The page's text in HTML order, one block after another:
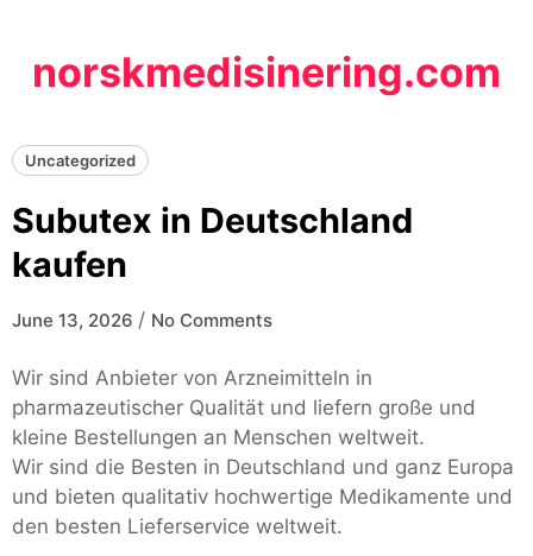
contentnorskmedisinering.com
Uncategorized
Subutex in Deutschland
kaufen
June 13, 2026 / No Comments
Wir sind Anbieter von Arzneimitteln in
pharmazeutischer Qualität und liefern große und
kleine Bestellungen an Menschen weltweit.
Wir sind die Besten in Deutschland und ganz Europa
und bieten qualitativ hochwertige Medikamente und
den besten Lieferservice weltweit.